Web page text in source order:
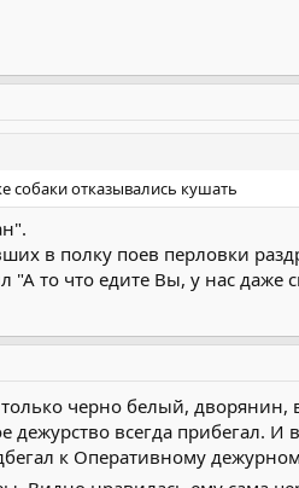
собаки отказывались кушать
в полку поев перловки
"А то что едите Вы, у нас
черно белый, дворянин,
всегда прибегал.
к Оперативному